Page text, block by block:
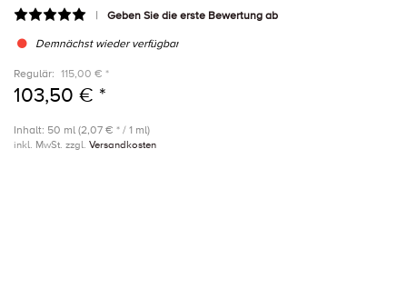
Geben Sie die erste Bewertung ab
Demnächst wieder verfügbar
Regulär: 115,00 € *
103,50 € *
Inhalt: 50 ml (2,07 € * / 1 ml)
inkl. MwSt. zzgl. Versandkosten